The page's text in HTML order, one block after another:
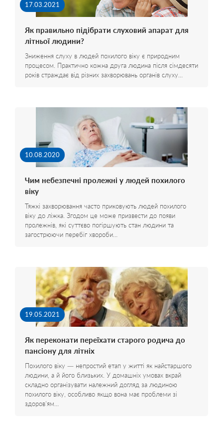
17.03.2021
Як правильно підібрати слуховий апарат для
літньої людини?
Зниження слуху в людей похилого віку є природним
процесом. Практично кожна друга людина після сімдесяти
років страждає від різних захворювань органів слуху…
10.08.2020
Чим небезпечні пролежні у людей похилого
віку
Тяжкі захворювання часто приковують людей похилого
віку до ліжка. Згодом це може призвести до появи
пролежнів, які суттєво погіршують стан людини та
загострюючи перебіг хвороби…
19.05.2021
Як переконати переїхати старого родича до
пансіону для літніх
Похилого віку — непростий етап у житті як найстаршого
людини, а й його близьких. У домашніх умовах вкрай
складно організувати належний догляд за людиною
похилого віку, особливо якщо вона має проблеми зі
здоров'ям…